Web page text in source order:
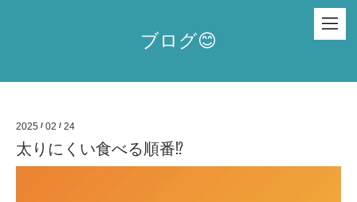
ブログ😊
2025 / 02 / 24
太りにくい食べる順番⁉️